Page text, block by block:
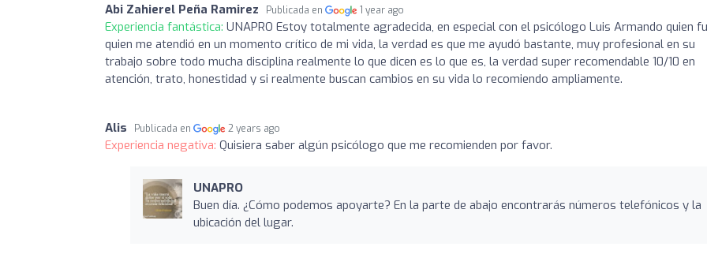
Abi Zahierel Peña Ramirez Publicada en 1 year ago
Experiencia fantástica: UNAPRO Estoy totalmente agradecida, en especial con el psicólogo Luis Armando quien
quien me atendió en un momento crítico de mi vida, la verdad es que me ayudó bastante, muy profesional en su
trabajo sobre todo mucha disciplina realmente lo que dicen es lo que es, la verdad super recomendable 10/10 en
atención, trato, honestidad y si realmente buscan cambios en su vida lo recomiendo ampliamente.
Alis Publicada en 2 years ago
Experiencia negativa: Quisiera saber algún psicólogo que me recomienden por favor.
UNAPRO
Buen día. ¿Cómo podemos apoyarte? En la parte de abajo encontrarás números telefónicos y la
ubicación del lugar.